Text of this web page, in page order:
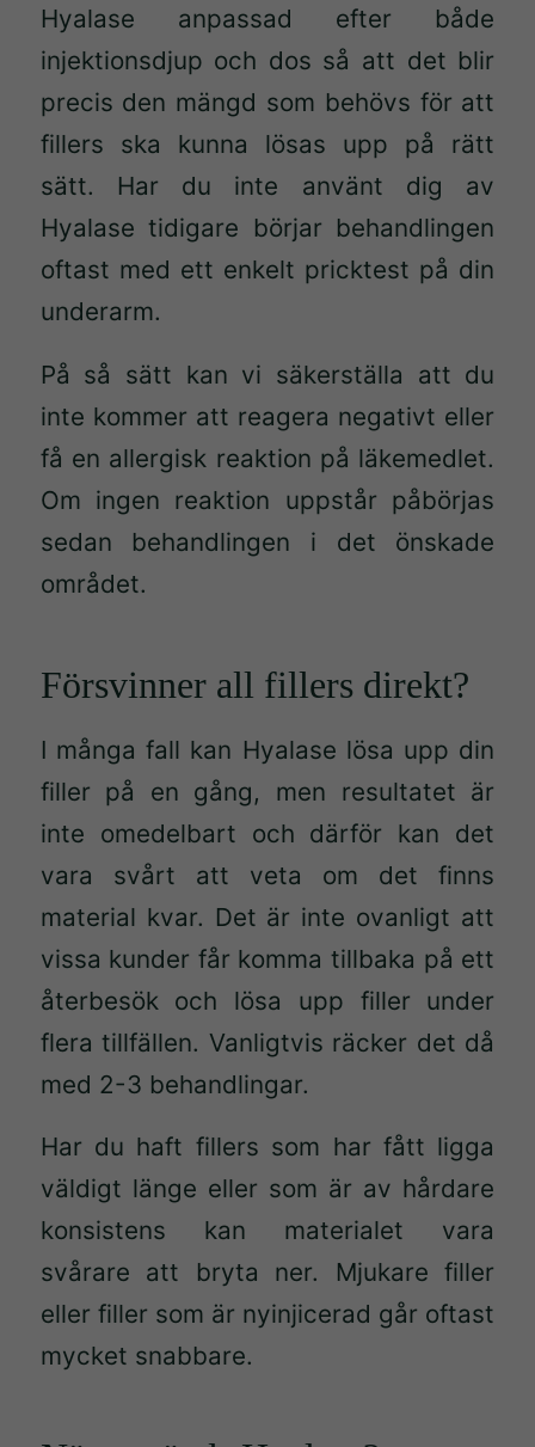
Hyalase anpassad efter både
injektionsdjup och dos så att det blir
precis den mängd som behövs för att
fillers ska kunna lösas upp på rätt
sätt. Har du inte använt dig av
Hyalase tidigare börjar behandlingen
oftast med ett enkelt pricktest på din
underarm.
På så sätt kan vi säkerställa att du
inte kommer att reagera negativt eller
få en allergisk reaktion på läkemedlet.
Om ingen reaktion uppstår påbörjas
sedan behandlingen i det önskade
området.
Försvinner all fillers direkt?
I många fall kan Hyalase lösa upp din
filler på en gång, men resultatet är
inte omedelbart och därför kan det
vara svårt att veta om det finns
material kvar. Det är inte ovanligt att
vissa kunder får komma tillbaka på ett
återbesök och lösa upp filler under
flera tillfällen. Vanligtvis räcker det då
med 2-3 behandlingar.
Har du haft fillers som har fått ligga
väldigt länge eller som är av hårdare
konsistens kan materialet vara
svårare att bryta ner. Mjukare filler
eller filler som är nyinjicerad går oftast
mycket snabbare.